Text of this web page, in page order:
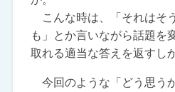
こんな時は、「それはそ
も」とか言いながら話題を
取れる適当な答えを返すし
今回のような「どう思う